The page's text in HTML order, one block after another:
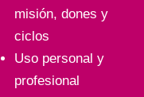
misión, dones y
ciclos
Uso personal y
profesional